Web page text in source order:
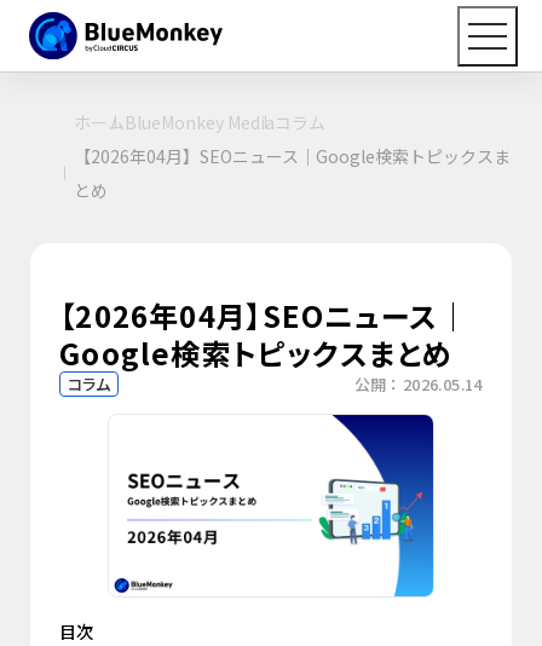
ホームBlueMonkey Mediaコラム
【2026年04月】SEOニュース｜Google検索トピックスま
とめ
【2026年04月】SEOニュース｜
Google検索トピックスまとめ
コラム 公開：2026.05.14
目次